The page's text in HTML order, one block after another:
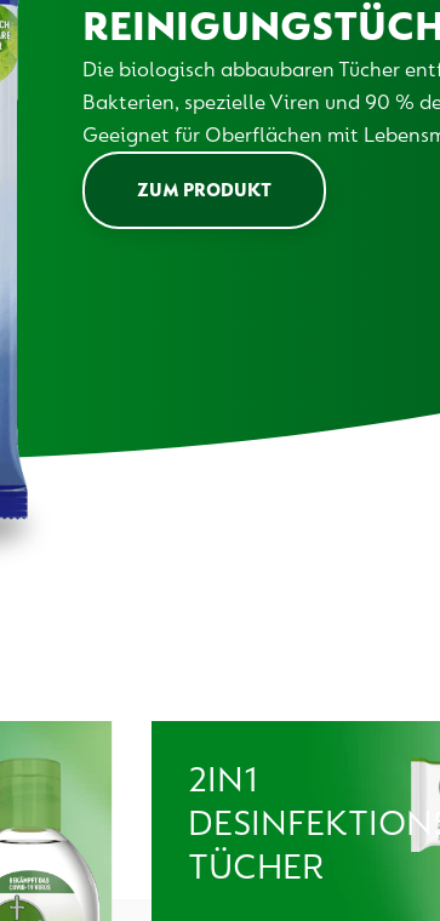
Die biologisch abbaubaren Tücher
Bakterien, spezielle Viren und 90 %
Geeignet für Oberflächen mit
ZUM PRODUKT
2IN1
TÜCHER